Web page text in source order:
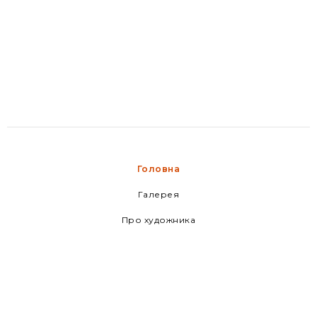
Головна
Галерея
Про художника